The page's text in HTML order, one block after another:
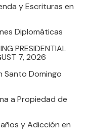
y Escrituras en
Diplomáticas
PRESIDENTIAL
7, 2026
Santo Domingo
a Propiedad de
y Adicción en